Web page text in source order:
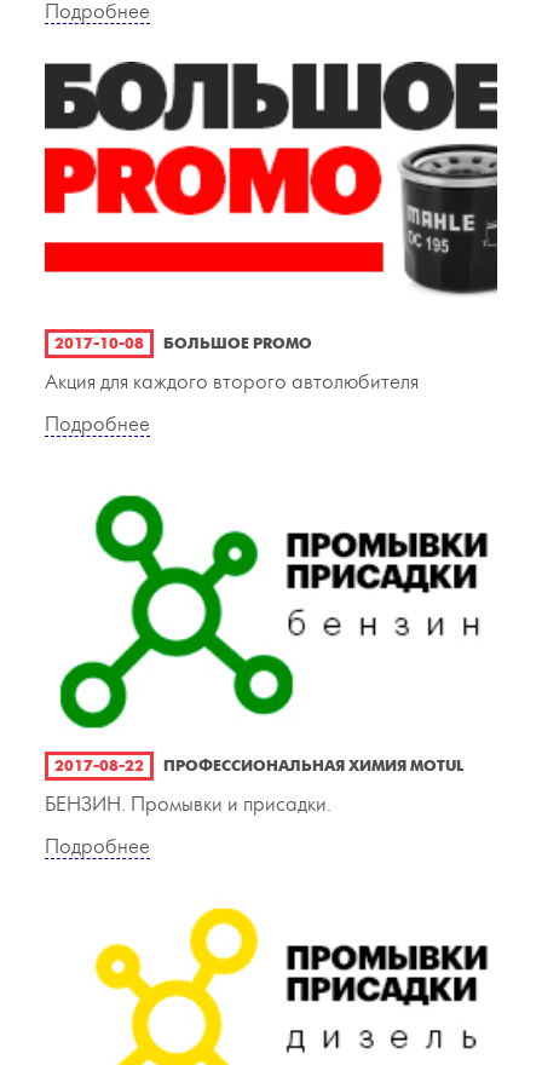
Подробнее
2017-10-08 БОЛЬШОЕ PROMO
Акция для каждого второго автолюбителя
Подробнее
2017-08-22 ПРОФЕССИОНАЛЬНАЯ ХИМИЯ MOTUL
БЕНЗИН. Промывки и присадки.
Подробнее